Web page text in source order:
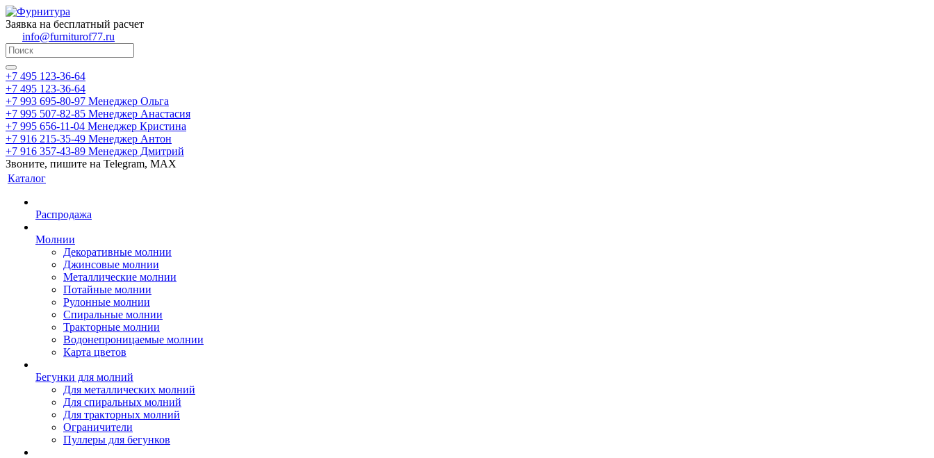
Заявка на бесплатный расчет
info@furniturof77.ru
+7 495 123-36-64
+7 495 123-36-64
+7 993 695-80-97 Менеджер Ольга
+7 995 507-82-85 Менеджер Анастасия
+7 995 656-11-04 Менеджер Кристина
+7 916 215-35-49 Менеджер Антон
+7 916 357-43-89 Менеджер Дмитрий
Звоните, пишите на Telegram, MAX
Каталог
Распродажа
Молнии
Декоративные молнии
Джинсовые молнии
Металлические молнии
Потайные молнии
Рулонные молнии
Спиральные молнии
Тракторные молнии
Водонепроницаемые молнии
Карта цветов
Бегунки для молний
Для металлических молний
Для спиральных молний
Для тракторных молний
Ограничители
Пуллеры для бегунков